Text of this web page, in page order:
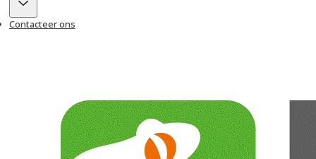
Contacteer ons